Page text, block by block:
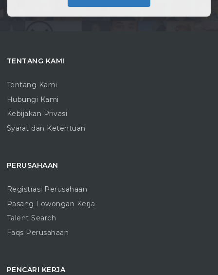
TENTANG KAMI
Tentang Kami
Hubungi Kami
Kebijakan Privasi
Syarat dan Ketentuan
PERUSAHAAN
Registrasi Perusahaan
Pasang Lowongan Kerja
Talent Search
Faqs Perusahaan
PENCARI KERJA